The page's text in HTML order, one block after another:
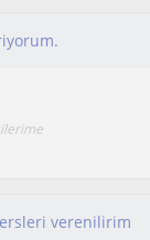
verenilirim